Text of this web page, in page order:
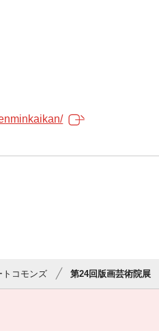
トコモンズ 第24回版画芸術院展